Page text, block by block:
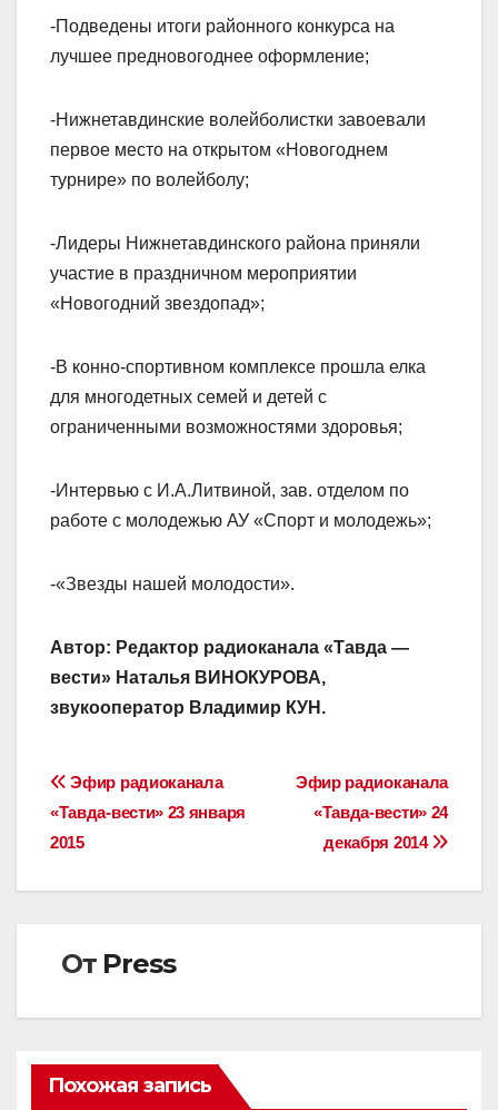
-Подведены итоги районного конкурса на
лучшее предновогоднее оформление;
-Нижнетавдинские волейболистки завоевали
первое место на открытом «Новогоднем
турнире» по волейболу;
-Лидеры Нижнетавдинского района приняли
участие в праздничном мероприятии
«Новогодний звездопад»;
-В конно-спортивном комплексе прошла елка
для многодетных семей и детей с
ограниченными возможностями здоровья;
-Интервью с И.А.Литвиной, зав. отделом по
работе с молодежью АУ «Спорт и молодежь»;
-«Звезды нашей молодости».
Автор: Редактор радиоканала «Тавда —
вести» Наталья ВИНОКУРОВА,
звукооператор Владимир КУН.
Навигация
по
записям
Эфир радиоканала
«Тавда-вести» 24
декабря 2014
Эфир радиоканала
«Тавда-вести» 23 января
2015
От Press
Похожая запись